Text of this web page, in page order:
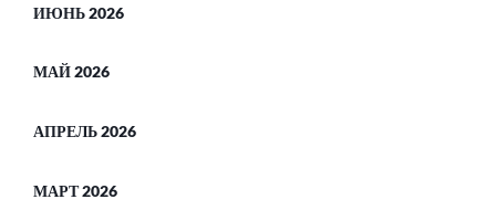
ИЮНЬ 2026
МАЙ 2026
АПРЕЛЬ 2026
МАРТ 2026